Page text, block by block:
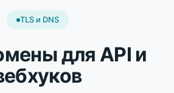
TLS и DNS
для API и